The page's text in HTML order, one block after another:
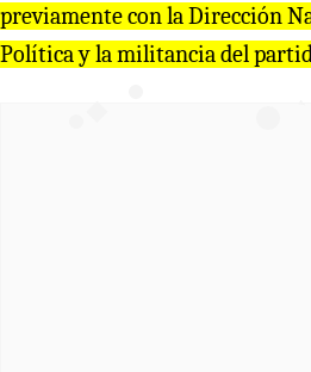
previamente con la Dirección
Política y la militancia del